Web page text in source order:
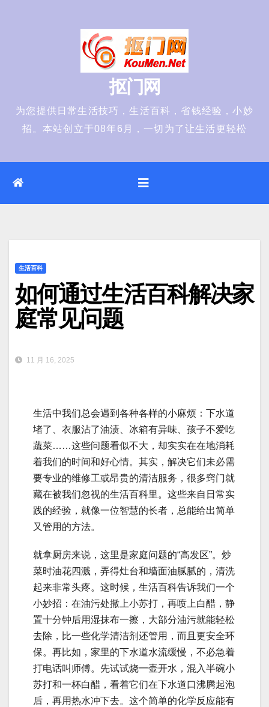
抠门网
为您提供日常生活技巧，生活百科，省钱经验，小妙
招。本站创立于08年6月，一切为了让生活更轻松
生活百科
如何通过生活百科解决家
庭常见问题
11 月 16, 2025
生活中我们总会遇到各种各样的小麻烦：下水道
堵了、衣服沾了油渍、冰箱有异味、孩子不爱吃
蔬菜……这些问题看似不大，却实实在在地消耗
着我们的时间和好心情。其实，解决它们未必需
要专业的维修工或昂贵的清洁服务，很多窍门就
藏在被我们忽视的生活百科里。这些来自日常实
践的经验，就像一位智慧的长者，总能给出简单
又管用的方法。
就拿厨房来说，这里是家庭问题的“高发区”。炒
菜时油花四溅，弄得灶台和墙面油腻腻的，清洗
起来非常头疼。这时候，生活百科告诉我们一个
小妙招：在油污处撒上小苏打，再喷上白醋，静
置十分钟后用湿抹布一擦，大部分油污就能轻松
去除，比一些化学清洁剂还管用，而且更安全环
保。再比如，家里的下水道水流缓慢，不必急着
打电话叫师傅。先试试烧一壶开水，混入半碗小
苏打和一杯白醋，看着它们在下水道口沸腾起泡
后，再用热水冲下去。这个简单的化学反应能有